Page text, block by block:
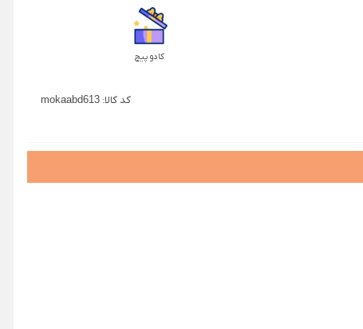
کادو پیچ
کد کالا:mokaabd613